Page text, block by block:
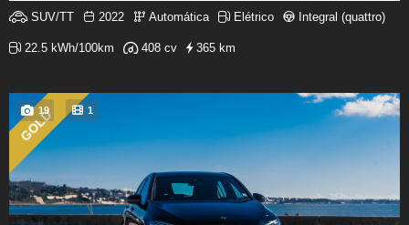
SUV/TT 2022 Automática Elétrico Integral (quattro)
22.5 kWh/100km 408 cv 365 km
19 1
GOLD